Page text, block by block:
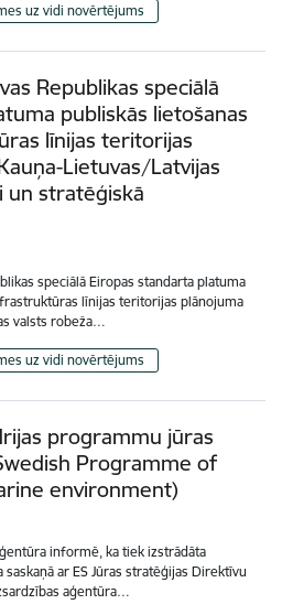
uz vidi novērtējums
Republikas speciālā
publiskās lietošanas
līnijas teritorijas
Lietuvas/Latvijas
un stratēģiskā
speciālā Eiropas standarta platuma
līnijas teritorijas plānojuma
valsts robeža…
uz vidi novērtējums
programmu jūras
Programme of
environment)
informē, ka tiek izstrādāta
ar ES Jūras stratēģijas Direktīvu
aģentūra…